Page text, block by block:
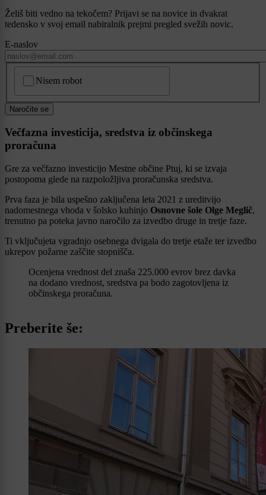
Želiš biti vedno na tekočem? Prijavi se na novice in dvakrat
tedensko v svoj email nabiralnik prejmi pregled svežih novic.
E-naslov
Nisem robot
Naročite se
Večfazna investicija, sredstva iz občinskega
proračuna
Gre za večfazno investicijo Mestne občine Ptuj, ki se izvaja
postopoma glede na razpoložljiva proračunska sredstva.
Prva faza je bila uspešno zaključena leta 2021 z ureditvijo
nadomestnega vhoda v šolsko kuhinjo Osnovne šole Olge Meglič,
trenutno pa poteka javno naročilo za izvedbo druge in tretje faze.
Ti vključujeta vgradnjo osebnega dvigala do tretje etaže ter izvedbo
ukrepov požarne zaščite stopnišča.
Ocenjena vrednost del znaša 225.000 evrov brez davka
na dodano vrednost, sredstva pa bodo zagotovljena iz
občinskega proračuna.
Preberite še: